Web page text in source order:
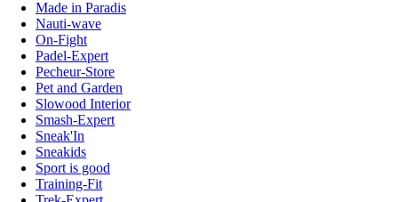
Made in Paradis
Nauti-wave
On-Fight
Padel-Expert
Pecheur-Store
Pet and Garden
Slowood Interior
Smash-Expert
Sneak'In
Sneakids
Sport is good
Training-Fit